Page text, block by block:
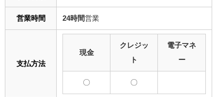
営業時間 24時間営業
支払方法
現金
クレジッ
ト
電子マネ
ー
〇 〇